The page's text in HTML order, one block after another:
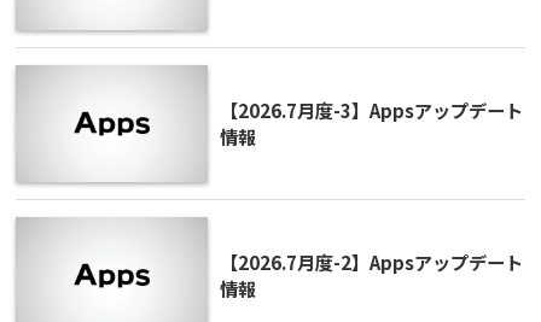
【2026.7月度-3】Appsアップデート
情報
【2026.7月度-2】Appsアップデート
情報